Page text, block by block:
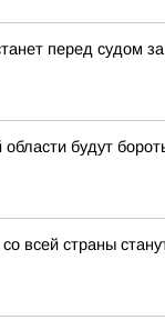
перед судом
будут
всей страны